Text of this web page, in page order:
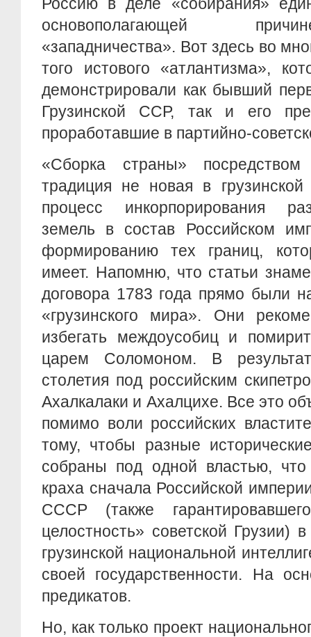
основополагающей
«западничества». Вот здесь во
того истового «атлантизма»,
демонстрировали как бывший
Грузинской ССР, так и его
проработавшие в партийно-
«Сборка страны»
традиция не новая в
процесс инкорпорирования
земель в состав Российском
формированию тех границ,
имеет. Напомню, что статьи
договора 1783 года прямо были
«грузинского мира». Они
избегать междоусобиц и
царем Соломоном. В
столетия под российским
Ахалкалаки и Ахалцихе. Все это
помимо воли российских
тому, чтобы разные
собраны под одной властью, что
краха сначала Российской
СССР (также
целостность» советской Грузии)
грузинской национальной
своей государственности. На
предикатов.
Но, как только проект